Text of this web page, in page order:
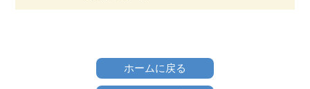
ホームに戻る